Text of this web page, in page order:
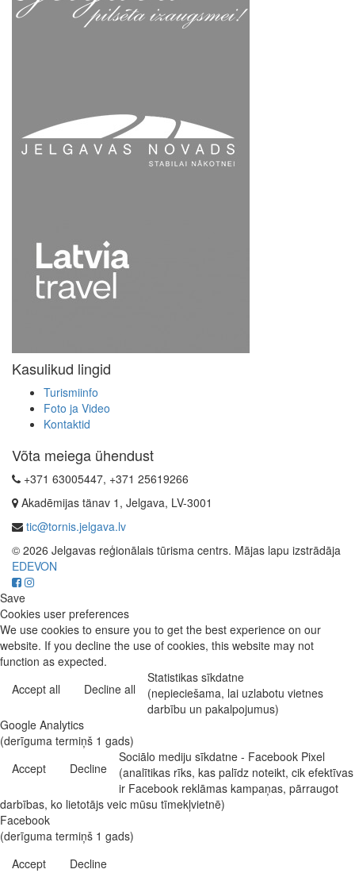
Kasulikud lingid
Turismiinfo
Foto ja Video
Kontaktid
Võta meiega ühendust
+371 63005447, +371 25619266
Akadēmijas tänav 1, Jelgava, LV-3001
tic@tornis.jelgava.lv
© 2026 Jelgavas reģionālais tūrisma centrs. Mājas lapu izstrādāja
EDEVON
Save
Cookies user preferences
We use cookies to ensure you to get the best experience on our
website. If you decline the use of cookies, this website may not
function as expected.
Accept all
Decline all
Statistikas sīkdatne
(nepieciešama, lai uzlabotu vietnes
darbību un pakalpojumus)
Google Analytics
(derīguma termiņš 1 gads)
Accept
Decline
Sociālo mediju sīkdatne - Facebook Pixel
(analītikas rīks, kas palīdz noteikt, cik efektīvas
ir Facebook reklāmas kampaņas, pārraugot
darbības, ko lietotājs veic mūsu tīmekļvietnē)
Facebook
(derīguma termiņš 1 gads)
Accept
Decline